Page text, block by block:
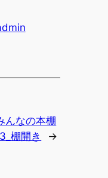
んなの本棚
棚開き
→